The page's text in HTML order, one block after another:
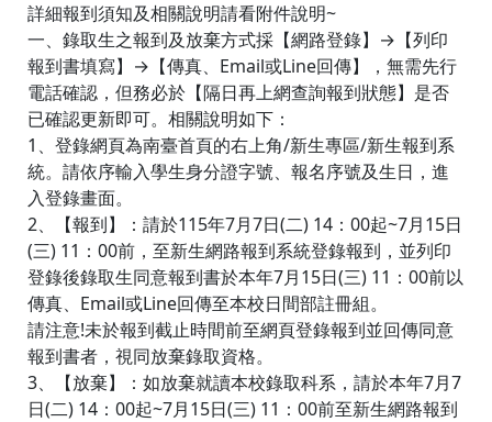
詳細報到須知及相關說明請看附件說明~
一、錄取生之報到及放棄方式採【網路登錄】→【列印
報到書填寫】→【傳真、Email或Line回傳】，無需先行
電話確認，但務必於【隔日再上網查詢報到狀態】是否
已確認更新即可。相關說明如下：
1、登錄網頁為南臺首頁的右上角/新生專區/新生報到系
統。請依序輸入學生身分證字號、報名序號及生日，進
入登錄畫面。
2、【報到】：請於115年7月7日(二) 14：00起~7月15日
(三) 11：00前，至新生網路報到系統登錄報到，並列印
登錄後錄取生同意報到書於本年7月15日(三) 11：00前以
傳真、Email或Line回傳至本校日間部註冊組。
請注意!未於報到截止時間前至網頁登錄報到並回傳同意
報到書者，視同放棄錄取資格。
3、【放棄】：如放棄就讀本校錄取科系，請於本年7月7
日(二) 14：00起~7月15日(三) 11：00前至新生網路報到